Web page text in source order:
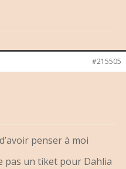
#215505
penser à moi
pas un tiket pour Dahlia